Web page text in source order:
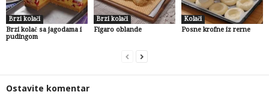
Brzi kolači
Brzi kolač sa jagodama i
pudingom
Brzi kolači
Figaro oblande
Kolači
Posne krofne iz rerne
Ostavite komentar